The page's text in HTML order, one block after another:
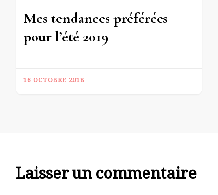
Mes tendances préférées
pour l’été 2019
16 OCTOBRE 2018
Laisser un commentaire